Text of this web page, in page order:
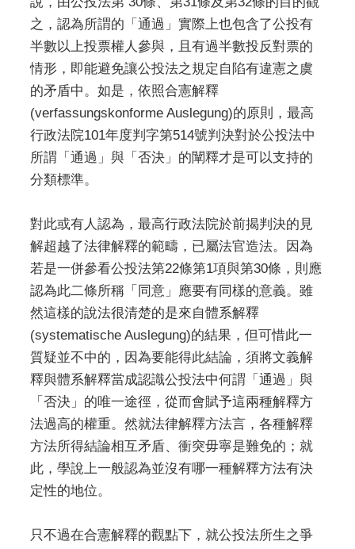
之，認為所謂的「通過」實際上也包含了公投有
半數以上投票權人參與，且有過半數投反對票的
情形，即能避免讓公投法之規定自陷有違憲之虞
的矛盾中。如是，依照合憲解釋
(verfassungskonforme Auslegung)的原則，最高
行政法院101年度判字第514號判決對於公投法中
所謂「通過」與「否決」的闡釋才是可以支持的
分類標準。
對此或有人認為，最高行政法院於前揭判決的見
解超越了法律解釋的範疇，已屬法官造法。因為
若是一併參看公投法第22條第1項與第30條，則應
認為此二條所稱「同意」應要有同樣的意義。雖
然這樣的說法很清楚的是來自體系解釋
(systematische Auslegung)的結果，但可惜此一
質疑並不中的，因為要能得此結論，須將文義解
釋與體系解釋當成認識公投法中何謂「通過」與
「否決」的唯一途徑，從而會賦予這兩種解釋方
法過高的權重。然就法律解釋方法言，各種解釋
方法所得結論相互矛盾、衝突毋寧是難免的；就
此，學說上一般認為並沒有哪一種解釋方法有決
定性的地位。
只不過在合憲解釋的觀點下，就公投法所生之爭